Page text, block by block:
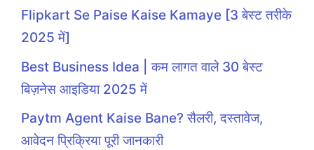
Flipkart Se Paise Kaise Kamaye [3 बेस्ट तरीके
2025 में]
Best Business Idea | कम लागत वाले 30 बेस्ट
बिज़नेस आइडिया 2025 में
Paytm Agent Kaise Bane? सैलरी, दस्तावेज,
आवेदन प्रिक्रिया पूरी जानकारी